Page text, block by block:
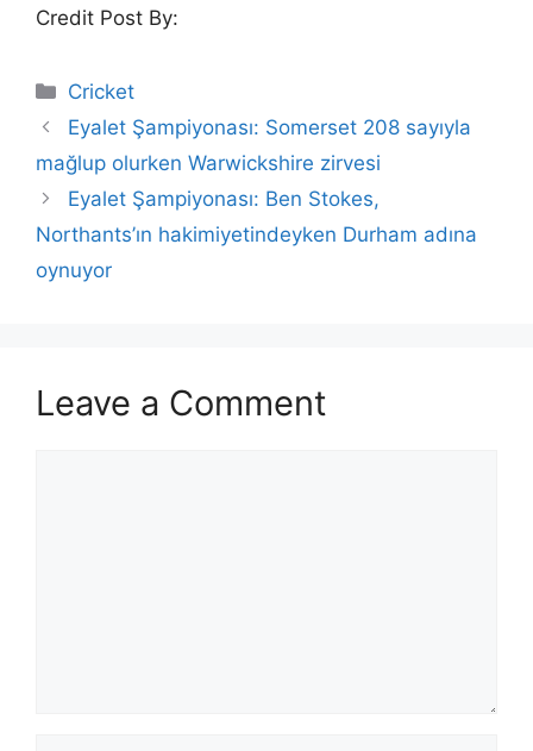
Credit Post By:
Categories
Cricket
Eyalet Şampiyonası: Somerset 208 sayıyla
mağlup olurken Warwickshire zirvesi
Eyalet Şampiyonası: Ben Stokes,
Northants’ın hakimiyetindeyken Durham adına
oynuyor
Leave a Comment